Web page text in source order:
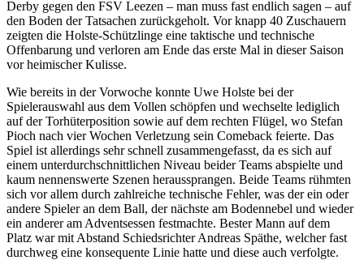
Derby gegen den FSV Leezen – man muss fast endlich sagen – auf
den Boden der Tatsachen zurückgeholt. Vor knapp 40 Zuschauern
zeigten die Holste-Schützlinge eine taktische und technische
Offenbarung und verloren am Ende das erste Mal in dieser Saison
vor heimischer Kulisse.
Wie bereits in der Vorwoche konnte Uwe Holste bei der
Spielerauswahl aus dem Vollen schöpfen und wechselte lediglich
auf der Torhüterposition sowie auf dem rechten Flügel, wo Stefan
Pioch nach vier Wochen Verletzung sein Comeback feierte. Das
Spiel ist allerdings sehr schnell zusammengefasst, da es sich auf
einem unterdurchschnittlichen Niveau beider Teams abspielte und
kaum nennenswerte Szenen heraussprangen. Beide Teams rühmten
sich vor allem durch zahlreiche technische Fehler, was der ein oder
andere Spieler an dem Ball, der nächste am Bodennebel und wieder
ein anderer am Adventsessen festmachte. Bester Mann auf dem
Platz war mit Abstand Schiedsrichter Andreas Späthe, welcher fast
durchweg eine konsequente Linie hatte und diese auch verfolgte.